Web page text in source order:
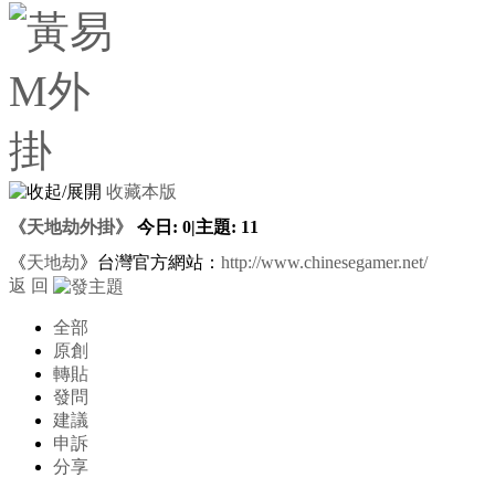
收藏本版
《天地劫外掛》
今日: 0|主題: 11
《天地劫》台灣官方網站： http://www.chinesegamer.net/
返 回
全部
原創
轉貼
發問
建議
申訴
分享